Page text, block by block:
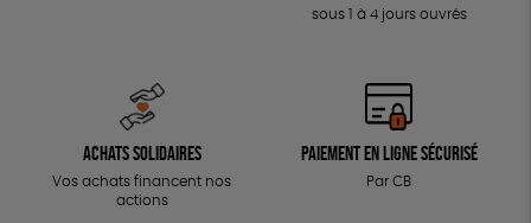
sous 1 à 4 jours ouvrés
Achats solidaires
Vos achats financent nos
actions
Paiement en ligne sécurisé
Par CB